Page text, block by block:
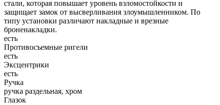
стали, которая повышает уровень взломостойкости и
защищает замок от высверливания злоумышленником. По
типу установки различают накладные и врезные
броненакладки.
есть
Противосъемные ригели
есть
Эксцентрики
есть
Ручка
ручка раздельная, хром
Глазок